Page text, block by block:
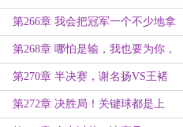
第266章 我会把冠军一个不少地拿
回来！
第268章 哪怕是输，我也要为你，
逼出王褚钦的技战术！
第270章 半决赛，谢名扬VS王褚
钦！
第272章 决胜局！关键球都是上